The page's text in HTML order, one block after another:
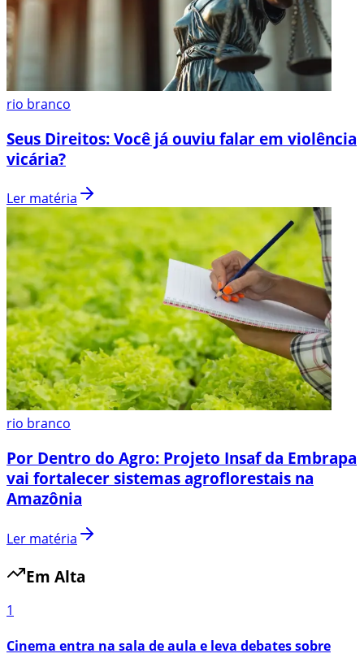
rio branco
Seus Direitos: Você já ouviu falar em violência
vicária?
Ler matéria
rio branco
Por Dentro do Agro: Projeto Insaf da Embrapa
vai fortalecer sistemas agroflorestais na
Amazônia
Ler matéria
Em Alta
1
Cinema entra na sala de aula e leva debates sobre